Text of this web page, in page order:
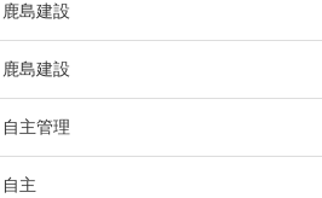
鹿島建設
鹿島建設
自主管理
自主